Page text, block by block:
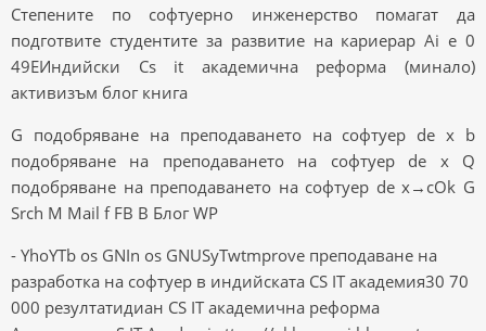
Степените по софтуерно инженерство помагат да
подготвите студентите за развитие на кариераp Ai e 0
49EИндийски Cs it академична реформа (минало)
активизъм блог книга
G подобряване на преподаването на софтуер de x b
подобряване на преподаването на софтуер de x Q
подобряване на преподаването на софтуер de x→cOk G
Srch M Mail f FB B Блог WP
- YhoYTb os GNIn os GNUSyTwtmprove преподаване на
разработка на софтуер в индийската CS IT академия30 70
000 резултатидиан CS IT академична реформа